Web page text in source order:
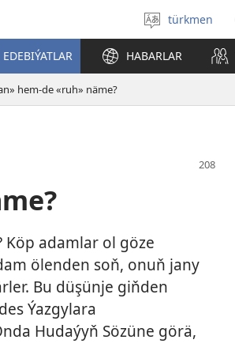
Dili
saýlaň
türkmen
EDEBIÝATLAR HABARLAR
hem-de «ruh» näme?
Köp adamlar ol göze
ölenden soň, onuň jany
Bu düşünje giňden
Ýazgylara
Hudaýyň Sözüne görä,